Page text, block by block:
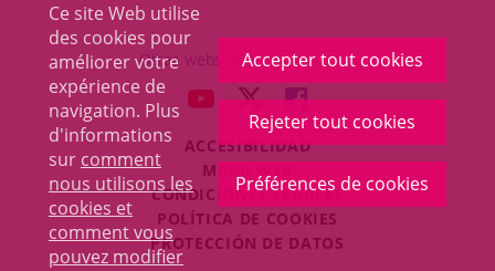
Ce site Web utilise
des cookies pour
améliorer votre
expérience de
navigation. Plus
d'informations
sur comment
nous utilisons les
cookies et
comment vous
pouvez modifier
Accepter tout cookies
Rejeter tout cookies
Préférences de cookies
una
ventana
nueva.
externa.
Otras webs del ayuntamiento
ENLACE
UNA
APLICACIÓN
EXTERNA.
ENLACE
A
UNA
APLICACIÓN
EXTERNA.
ENLACE
A
UNA
APLICACIÓN
EXTERNA.
ACCESIBILIDAD
MAPA WEB
CONDICIONES LEGALES
POLÍTICA DE COOKIES
PROTECCIÓN DE DATOS